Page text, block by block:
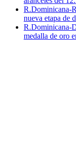
R.Dominicana-
nueva etapa de
R.Dominicana-
medalla de oro